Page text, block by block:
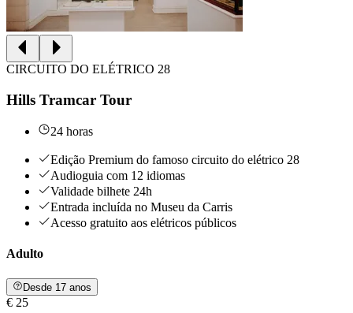
CIRCUITO DO ELÉTRICO 28
Hills Tramcar Tour
24 horas
Edição Premium do famoso circuito do elétrico 28
Audioguia com 12 idiomas
Validade bilhete 24h
Entrada incluída no Museu da Carris
Acesso gratuito aos elétricos públicos
Adulto
Desde 17 anos
€ 25